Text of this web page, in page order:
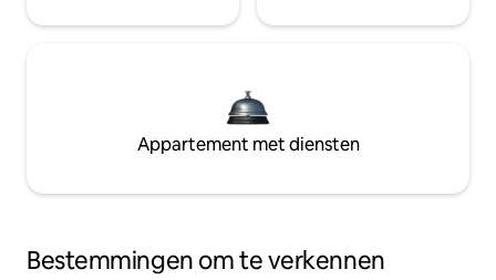
Appartement met diensten
Bestemmingen om te verkennen